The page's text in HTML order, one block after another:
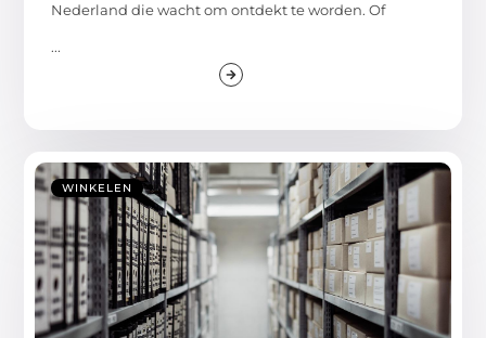
Nederland die wacht om ontdekt te worden. Of
...
WINKELEN